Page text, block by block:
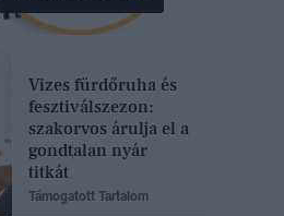
Vizes fürdőruha és
fesztiválszezon:
szakorvos árulja el a
gondtalan nyár
titkát
Támogatott Tartalom